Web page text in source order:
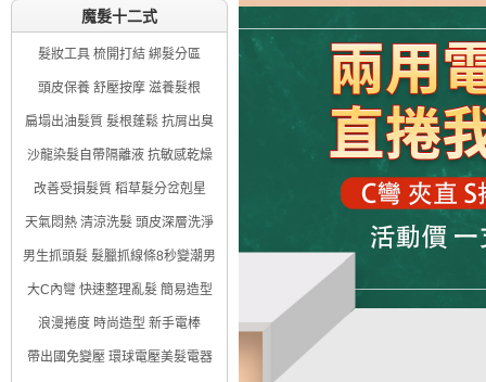
魔髮十二式
髮妝工具 梳開打結 綁髮分區
頭皮保養 舒壓按摩 滋養髮根
扁塌出油髮質 髮根蓬鬆 抗屑出臭
沙龍染髮自帶隔離液 抗敏感乾燥
改善受損髮質 稻草髮分岔剋星
天氣悶熱 清涼洗髮 頭皮深層洗淨
男生抓頭髮 髮臘抓線條8秒變潮男
大C內彎 快速整理亂髮 簡易造型
浪漫捲度 時尚造型 新手電棒
帶出國免變壓 環球電壓美髮電器